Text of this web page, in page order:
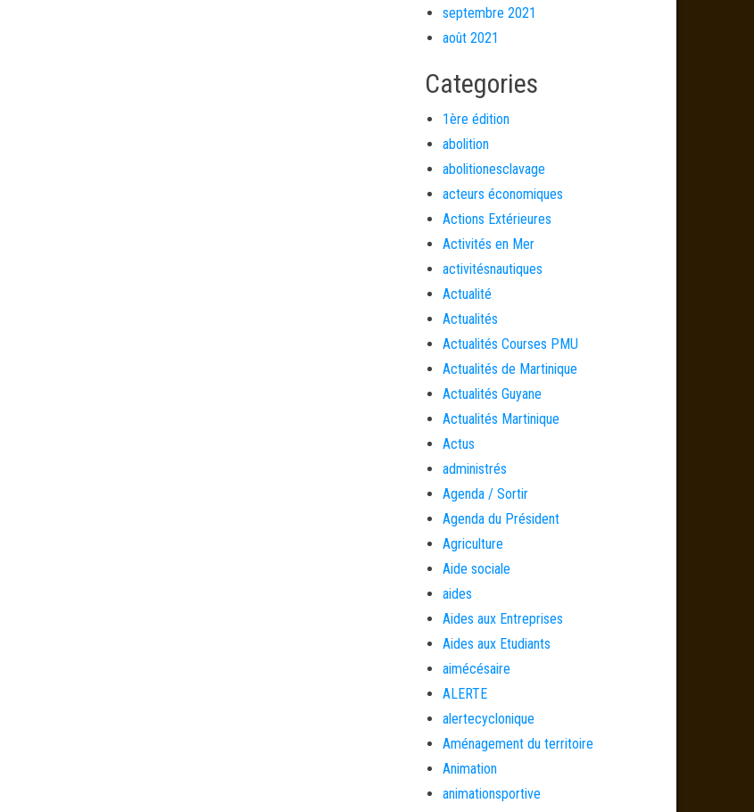
septembre 2021
août 2021
Categories
1ère édition
abolition
abolitionesclavage
acteurs économiques
Actions Extérieures
Activités en Mer
activitésnautiques
Actualité
Actualités
Actualités Courses PMU
Actualités de Martinique
Actualités Guyane
Actualités Martinique
Actus
administrés
Agenda / Sortir
Agenda du Président
Agriculture
Aide sociale
aides
Aides aux Entreprises
Aides aux Etudiants
aimécésaire
ALERTE
alertecyclonique
Aménagement du territoire
Animation
animationsportive